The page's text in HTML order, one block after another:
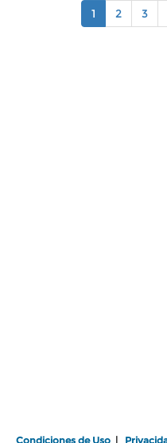
1 2 3
Condiciones de Uso |